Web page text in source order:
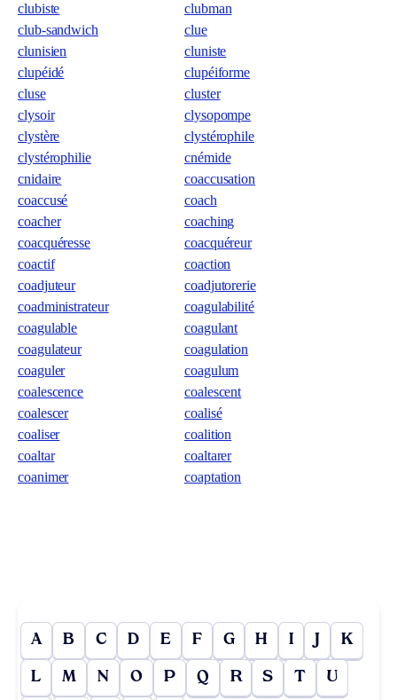
clubiste
clubman
club-sandwich
clue
clunisien
cluniste
clupéidé
clupéiforme
cluse
cluster
clysoir
clysopompe
clystère
clystérophile
clystérophilie
cnémide
cnidaire
coaccusation
coaccusé
coach
coacher
coaching
coacquéresse
coacquéreur
coactif
coaction
coadjuteur
coadjutorerie
coadministrateur
coagulabilité
coagulable
coagulant
coagulateur
coagulation
coaguler
coagulum
coalescence
coalescent
coalescer
coalisé
coaliser
coalition
coaltar
coaltarer
coanimer
coaptation
A B C D E F G H I J K
L M N O P Q R S T U